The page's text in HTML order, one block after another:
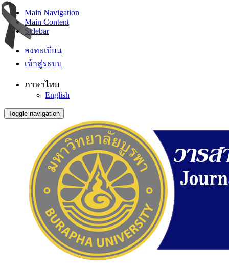
Main Navigation
Main Content
Sidebar
ลงทะเบียน
เข้าสู่ระบบ
ภาษาไทย
English
Toggle navigation